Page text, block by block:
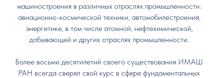
машиностроения в различных отраслях промышленности:
авиационно-космической техники, автомобилестроения,
энергетике, в том числе атомной, нефтехимической,
добывающей и других отраслях промышленности.
Более восьми десятилетий своего существования ИМАШ
РАН всегда сверял свой курс в сфере фундаментальных